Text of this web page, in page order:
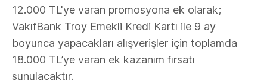
12.000 TL'ye varan promosyona ek olarak;
VakıfBank Troy Emekli Kredi Kartı ile 9 ay
boyunca yapacakları alışverişler için toplamda
18.000 TL’ye varan ek kazanım fırsatı
sunulacaktır.